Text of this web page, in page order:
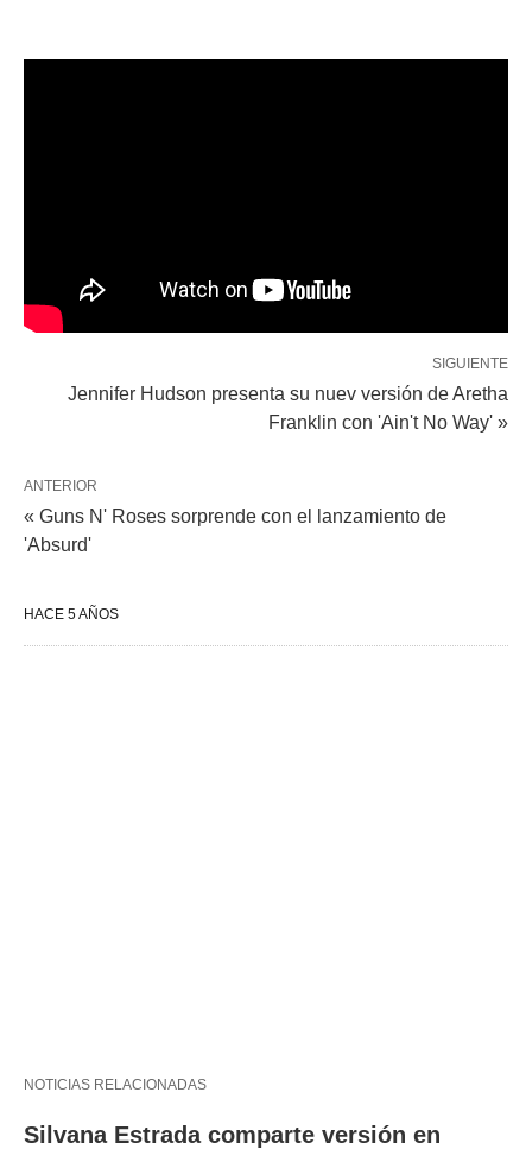
SIGUIENTE
Jennifer Hudson presenta su nuev versión de Aretha
Franklin con 'Ain't No Way' »
ANTERIOR
« Guns N' Roses sorprende con el lanzamiento de
'Absurd'
HACE 5 AÑOS
NOTICIAS RELACIONADAS
Silvana Estrada comparte versión en